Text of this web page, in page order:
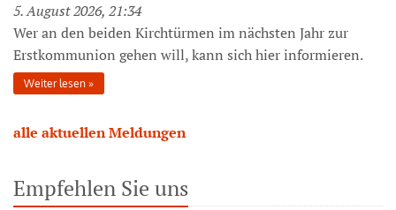
5. August 2026, 21:34
Wer an den beiden Kirchtürmen im nächsten Jahr zur
Erstkommunion gehen will, kann sich hier informieren.
Weiter lesen
alle aktuellen Meldungen
Empfehlen Sie uns